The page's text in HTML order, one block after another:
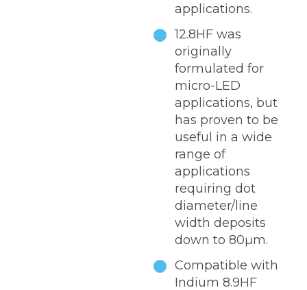
applications.
12.8HF was
originally
formulated for
micro-LED
applications, but
has proven to be
useful in a wide
range of
applications
requiring dot
diameter/line
width deposits
down to 80μm.
Compatible with
Indium 8.9HF